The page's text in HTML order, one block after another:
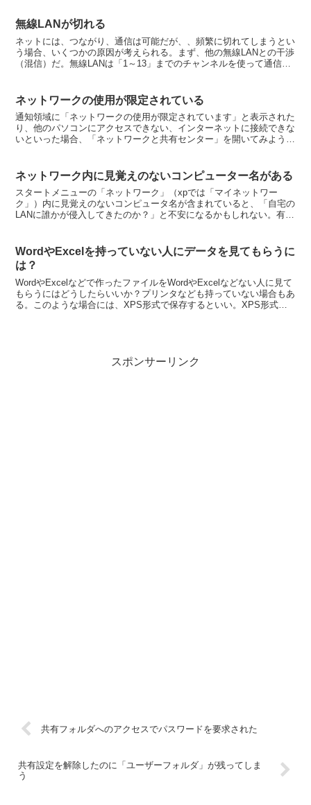
無線LANが切れる
ネットには、つながり、通信は可能だが、、頻繁に切れてしまうとい
う場合、いくつかの原因が考えられる。まず、他の無線LANとの干渉
（混信）だ。無線LANは「1～13」までのチャンネルを使って通信す
ネットワークの使用が限定されている
通知領域に「ネットワークの使用が限定されています」と表示された
り、他のパソコンにアクセスできない、インターネットに接続できな
いといった場合、「ネットワークと共有センター」を開いてみよう。
ネットワーク内に見覚えのないコンピューター名がある
スタートメニューの「ネットワーク」（xpでは「マイネットワー
ク」）内に見覚えのないコンピュータ名が含まれていると、「自宅の
LANに誰かが侵入してきたのか？」と不安になるかもしれない。有線
WordやExcelを持っていない人にデータを見てもらうに
は？
WordやExcelなどで作ったファイルをWordやExcelなどない人に見て
もらうにはどうしたらいいか？プリンタなども持っていない場合もあ
る。このような場合には、XPS形式で保存するといい。XPS形式と
スポンサーリンク
共有フォルダへのアクセスでパスワードを要求された
共有設定を解除したのに「ユーザーフォルダ」が残ってしま
う